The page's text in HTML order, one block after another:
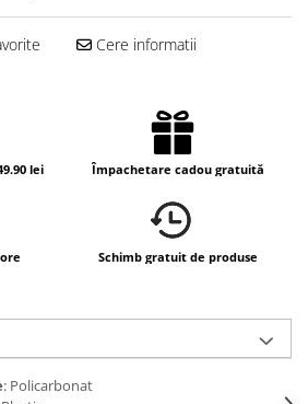
Cere informatii
lei Împachetare cadou gratuită
Schimb gratuit de produse
: Policarbonat